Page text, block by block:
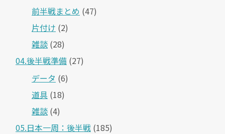
前半戦まとめ (47)
片付け (2)
雑談 (28)
04.後半戦準備 (27)
データ (6)
道具 (18)
雑談 (4)
05.日本一周：後半戦 (185)